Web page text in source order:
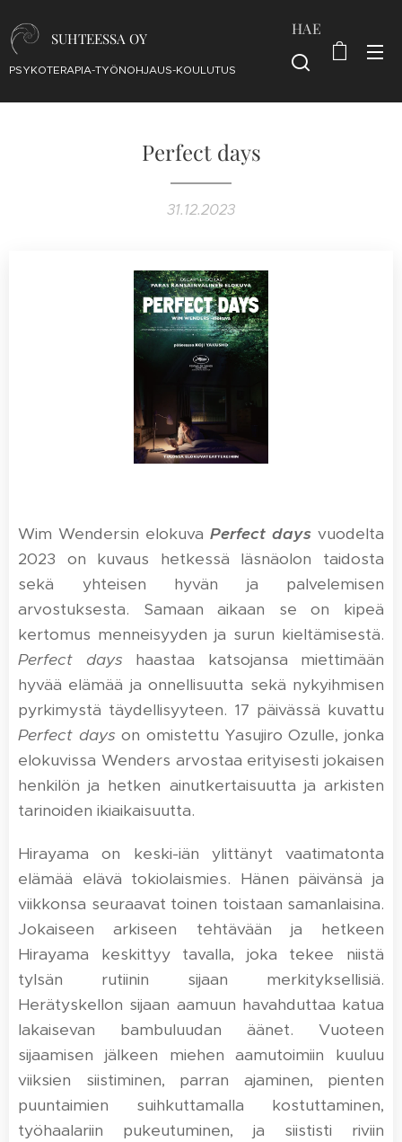
SUHTEESSA OY
PSYKOTERAPIA-TYÖNOHJAUS-KOULUTUS
HAE
Perfect days
31.12.2023
Wim Wendersin elokuva Perfect days vuodelta
2023 on kuvaus hetkessä läsnäolon taidosta
sekä yhteisen hyvän ja palvelemisen
arvostuksesta. Samaan aikaan se on kipeä
kertomus menneisyyden ja surun kieltämisestä.
Perfect days haastaa katsojansa miettimään
hyvää elämää ja onnellisuutta sekä nykyihmisen
pyrkimystä täydellisyyteen. 17 päivässä kuvattu
Perfect dayson omistettu Yasujiro Ozulle, jonka
elokuvissa Wenders arvostaa erityisesti jokaisen
henkilön ja hetken ainutkertaisuutta ja arkisten
tarinoiden ikiaikaisuutta.
Hirayama on keski-iän ylittänyt vaatimatonta
elämää elävä tokiolaismies. Hänen päivänsä ja
viikkonsa seuraavat toinen toistaan samanlaisina.
Jokaiseen arkiseen tehtävään ja hetkeen
Hirayama keskittyy tavalla, joka tekee niistä
tylsän rutiinin sijaan merkityksellisiä.
Herätyskellon sijaan aamuun havahduttaa katua
lakaisevan bambuluudan äänet. Vuoteen
sijaamisen jälkeen miehen aamutoimiin kuuluu
viiksien siistiminen, parran ajaminen, pienten
puuntaimien suihkuttamalla kostuttaminen,
työhaalariin pukeutuminen, ja siististi riviin